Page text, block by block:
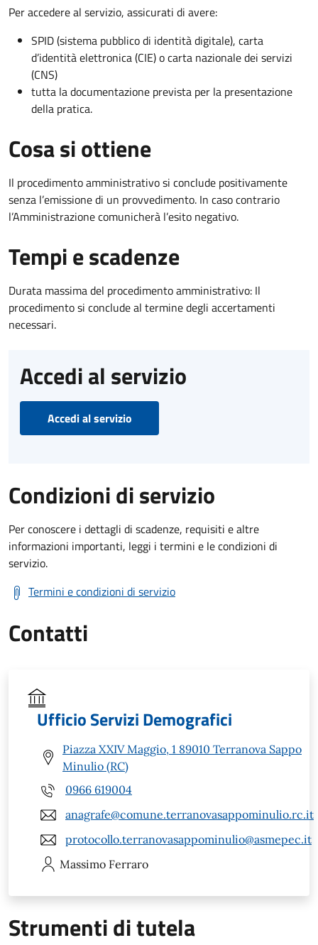
Per accedere al servizio, assicurati di avere:
SPID (sistema pubblico di identità digitale), carta
d’identità elettronica (CIE) o carta nazionale dei servizi
(CNS)
tutta la documentazione prevista per la presentazione
della pratica.
Cosa si ottiene
Il procedimento amministrativo si conclude positivamente
senza l’emissione di un provvedimento. In caso contrario
l’Amministrazione comunicherà l’esito negativo.
Tempi e scadenze
Durata massima del procedimento amministrativo: Il
procedimento si conclude al termine degli accertamenti
necessari.
Accedi al servizio
Accedi al servizio
Condizioni di servizio
Per conoscere i dettagli di scadenze, requisiti e altre
informazioni importanti, leggi i termini e le condizioni di
servizio.
Termini e condizioni di servizio
Contatti
Ufficio Servizi Demografici
Piazza XXIV Maggio, 1 89010 Terranova Sappo
Minulio (RC)
0966 619004
anagrafe@comune.terranovasappominulio.rc.it
protocollo.terranovasappominulio@asmepec.it
Massimo Ferraro
Strumenti di tutela